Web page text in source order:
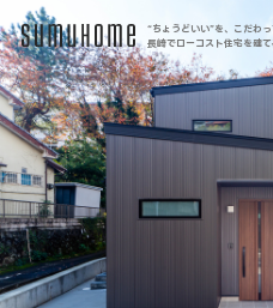
“ちょうどいい”を、こだわっ
長崎でローコスト住宅を建